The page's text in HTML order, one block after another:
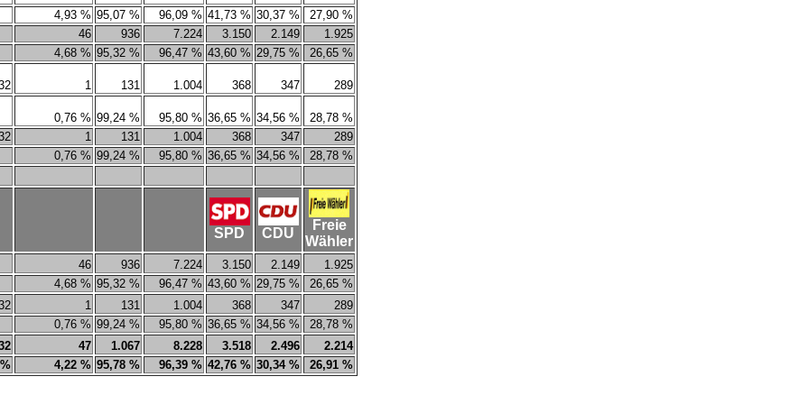
4,93 % 95,07 % 96,09 % 41,73 % 30,37 %
27,90 %
46
936 7.224 3.150 2.149
1.925
4,68 % 95,32 % 96,47 % 43,60 % 29,75 % 26,65 %
1 131 1.004 368 347 289
0,76 % 99,24 % 95,80 % 36,65 % 34,56 %
28,78 %
1 131 1.004 368 347
289
0,76 % 99,24 % 95,80 % 36,65 % 34,56 % 28,78 %
SPD CDU
Freie
Wähler
46 936 7.224 3.150 2.149
1.925
4,68 % 95,32 % 96,47 % 43,60 % 29,75 %
26,65 %
1 131 1.004 368 347
289
0,76 % 99,24 % 95,80 % 36,65 % 34,56 %
28,78 %
47 1.067 8.228 3.518 2.496
2.214
4,22 % 95,78 % 96,39 % 42,76 % 30,34 % 26,91 %